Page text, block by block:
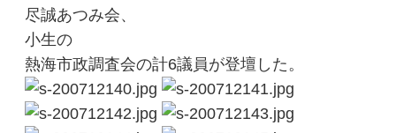
尽誠あつみ会、
小生の
熱海市政調査会の計6議員が登壇した。